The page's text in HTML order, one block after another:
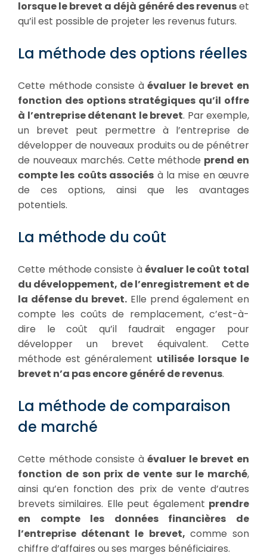
lorsque le brevet a déjà généré des revenuset
qu’il est possible de projeter les revenus futurs.
La méthode des options réelles
Cette méthode consiste àévaluer le brevet en
fonction des options stratégiques qu’il offre
à l’entreprise détenant le brevet. Par exemple,
un brevet peut permettre à l’entreprise de
développer de nouveaux produits ou de pénétrer
de nouveaux marchés. Cette méthode prend en
compte les coûts associés à la mise en œuvre
de ces options, ainsi que les avantages
potentiels.
La méthode du coût
Cette méthode consiste àévaluer le coût total
du développement, de l’enregistrement et de
la défense du brevet. Elle prend également en
compte les coûts de remplacement, c’est-à-
dire le coût qu’il faudrait engager pour
développer un brevet équivalent. Cette
méthode est généralement utilisée lorsque le
brevet n’a pas encore généré de revenus.
La méthode de comparaison
de marché
Cette méthode consiste à évaluer le brevet en
fonction de son prix de vente sur le marché,
ainsi qu’en fonction des prix de vente d’autres
brevets similaires. Elle peut également prendre
en compte les données financières de
l’entreprise détenant le brevet, comme son
chiffre d’affaires ou ses marges bénéficiaires.